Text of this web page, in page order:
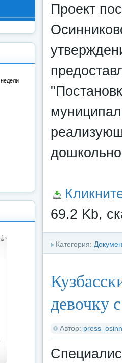
Проект
69.2 Kb,
Категория:
девочку
Автор: